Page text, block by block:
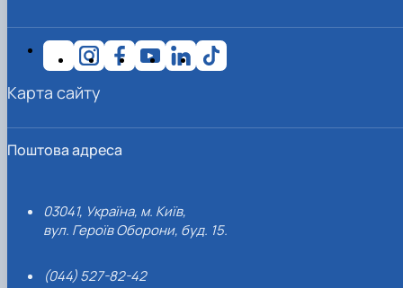
Поштова адреса
03041, Україна, м. Київ,
вул. Героїв Оборони, буд. 15.
(044) 527-82-42
Карта сайту